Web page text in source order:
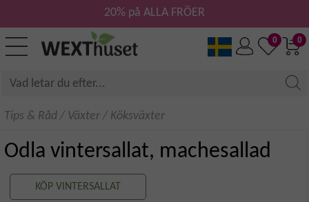
0
0
20% på ALLA FRÖER
Tips & Råd / Växter / Köksväxter
Odla vintersallat, machesallad
KÖP VINTERSALLAT